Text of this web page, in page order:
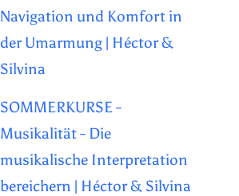
Navigation und Komfort in
der Umarmung | Héctor &
Silvina
SOMMERKURSE -
Musikalität - Die
musikalische Interpretation
bereichern | Héctor & Silvina